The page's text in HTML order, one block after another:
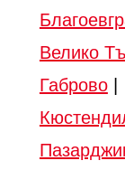
Велико
Габрово|